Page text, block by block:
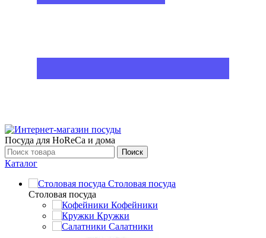
Посуда для HoReCa и дома
Поиск
Каталог
Столовая посуда
Столовая посуда
Кофейники
Кружки
Салатники